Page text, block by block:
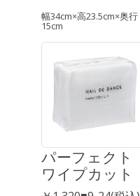
幅34cm×高23.5cm×奥行
15cm
パーフェクト
ワイプカット